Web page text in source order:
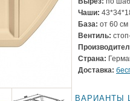
Чаши:
База: от 60 см
Вентиль:
Страна:
Доставка:
ВАРИАНТЫ